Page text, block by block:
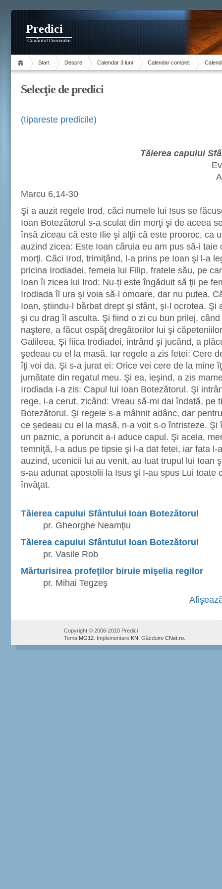
Predici
Cuvântul Domnului
Start Despre Calendar 3 luni Calendar complet
Selecţie de predici
(tipareste predicile)
Tăierea capului
Marcu 6,14-30
Şi a auzit regele Irod, căci numele lui Isus se
Ioan Botezătorul s-a sculat din morţi şi de aceea
însă ziceau că este Ilie şi alţii că este prooroc, ca
auzind zicea: Este Ioan căruia eu am pus să-i taie
morţi. Căci Irod, trimiţând, l-a prins pe Ioan şi l-a
pricina Irodiadei, femeia lui Filip, fratele său, pe
Ioan îi zicea lui Irod: Nu-ţi este îngăduit să ţii pe
Irodiada îl ura şi voia să-l omoare, dar nu putea,
Ioan, ştiindu-l bărbat drept şi sfânt, şi-l ocrotea. Şi
şi cu drag îl asculta. Şi fiind o zi cu bun prilej,
naştere, a făcut ospăţ dregătorilor lui şi
Galileea, Şi fiica Irodiadei, intrând şi jucând, a
şedeau cu el la masă. Iar regele a zis fetei: Cere
îţi voi da. Şi s-a jurat ei: Orice vei cere de la mine
jumătate din regatul meu. Şi ea, ieşind, a zis
Irodiada i-a zis: Capul lui Ioan Botezătorul. Şi
rege, i-a cerut, zicând: Vreau să-mi dai îndată, pe
Botezătorul. Şi regele s-a mâhnit adânc, dar
ce şedeau cu el la masă, n-a voit s-o întristeze. Şi
un paznic, a poruncit a-i aduce capul. Şi acela,
temniţă, l-a adus pe tipsie şi l-a dat fetei, iar fata l-
auzind, ucenicii lui au venit, au luat trupul lui Ioan
s-au adunat apostolii la Isus şi I-au spus Lui toate
învăţat.
Tăierea capului Sfântului Ioan Botezătorul
pr. Gheorghe Neamţiu
Tăierea capului Sfântului Ioan Botezătorul
pr. Vasile Rob
Mărturisirea profeţilor biruie mişelia regilor
pr. Mihai Tegzeş
Copyright © 2006-2010 Predici
Tema MG12 . Implementare KN . Găzduire CNet.ro